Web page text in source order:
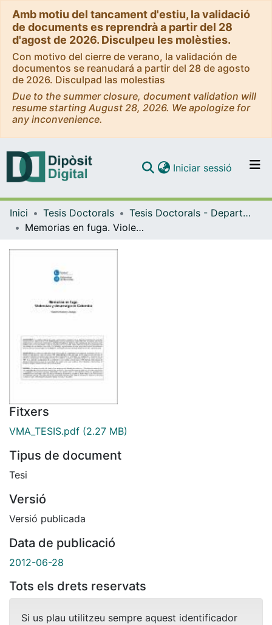
Amb motiu del tancament d'estiu, la validació
de documents es reprendrà a partir del 28
d'agost de 2026. Disculpeu les molèsties.
Con motivo del cierre de verano, la validación de
documentos se reanudará a partir del 28 de agosto
de 2026. Disculpad las molestias
Due to the summer closure, document validation will
resume starting August 28, 2026. We apologize for
any inconvenience.
Navega per tot el DD
Iniciar sessió (current)
Inici Tesis Doctorals
Tesis Doctorals - Departament - Antropologia Cultural i Història d'Amèrica i d'Àfrica
Memorias en fuga. Violencias y desarraigo en Colombia.
Fitxers
VMA_TESIS.pdf (2.27 MB)
Tipus de document
Tesi
Versió
Versió publicada
Data de publicació
2012-06-28
Tots els drets reservats
Si us plau utilitzeu sempre aquest identificador